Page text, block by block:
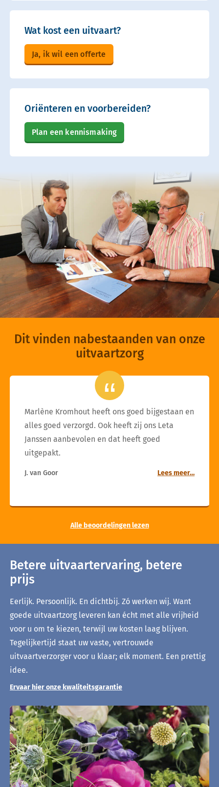
Wat kost een uitvaart?
Ja, ik wil een offerte
Oriënteren en voorbereiden?
Plan een kennismaking
Dit vinden nabestaanden van onze
uitvaartzorg
Marlène Kromhout heeft ons goed bijgestaan en
alles goed verzorgd. Ook heeft zij ons Leta
Janssen aanbevolen en dat heeft goed
uitgepakt.
J. van Goor Lees meer…
Alle beoordelingen lezen
Betere uitvaartervaring, betere
prijs
Eerlijk. Persoonlijk. En dichtbij. Zó werken wij. Want
goede uitvaartzorg leveren kan écht met alle vrijheid
voor u om te kiezen, terwijl uw kosten laag blijven.
Tegelijkertijd staat uw vaste, vertrouwde
uitvaartverzorger voor u klaar; elk moment. Een prettig
idee.
Ervaar hier onze kwaliteitsgarantie